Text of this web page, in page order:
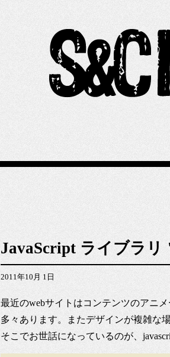
JavaScript ライブラ
2011年10月 1日
最近のwebサイトはコンテンツのアニ
多々あります。またデザインが複雑な
そこでお世話になっているのが、